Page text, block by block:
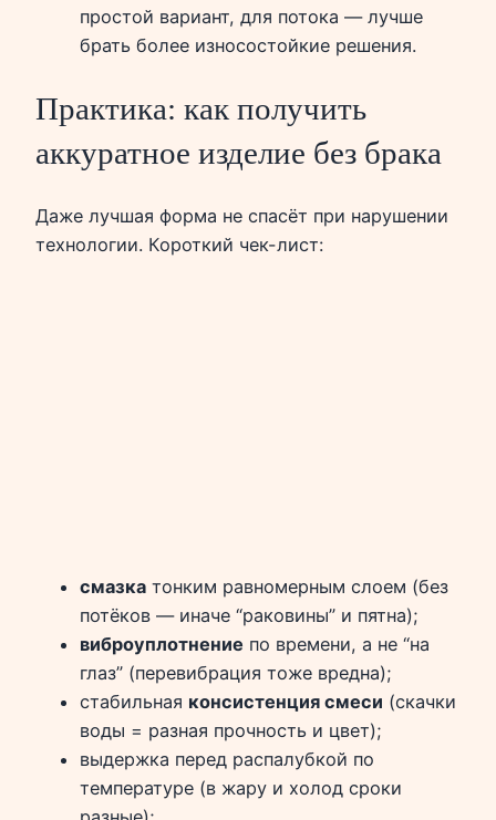
простой вариант, для потока — лучше
брать более износостойкие решения.
Практика: как получить
аккуратное изделие без брака
Даже лучшая форма не спасёт при нарушении
технологии. Короткий чек-лист:
смазка тонким равномерным слоем (без
потёков — иначе “раковины” и пятна);
виброуплотнение по времени, а не “на
глаз” (перевибрация тоже вредна);
стабильная консистенция смеси (скачки
воды = разная прочность и цвет);
выдержка перед распалубкой по
температуре (в жару и холод сроки